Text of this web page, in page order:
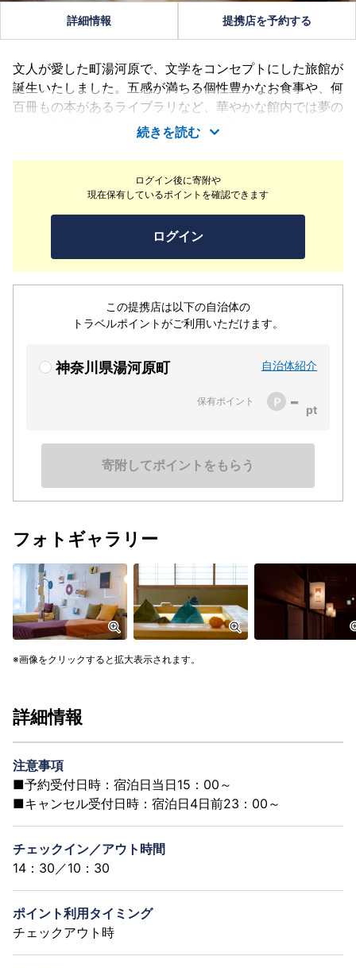
ログイン後に寄附や
現在保有しているポイントを確認できます
ログイン
この提携店は以下の自治体の
トラベルポイントがご利用いただけます。
神奈川県湯河原町 自治体紹介
保有ポイント -
寄附してポイントをもらう
詳細情報 提携店を予約する
文人が愛した町湯河原で、文学をコンセプトにした旅館が
誕生いたしました。五感が満ちる個性豊かなお食事や、何
百冊もの本があるライブラリなど、華やかな館内では夢の
ような空間が広がります。ご宿泊のお客さまだけではな
く、テイクアウトスイーツやランチ営業、こだわりの商品
を詰め込んだお土産ショップをご提供しております。
続きを読む
フォトギャラリー
画像をクリックすると拡大表示されます。
詳細情報
注意事項
■予約受付日時：宿泊日当日15：00～
■キャンセル受付日時：宿泊日4日前23：00～
チェックイン／アウト時間
14：30／10：30
ポイント利用タイミング
チェックアウト時